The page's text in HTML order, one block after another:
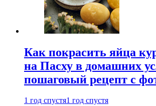
Как покрасить яйца
на Пасху в домашних
пошаговый рецепт с
1 год спустя1 год спустя